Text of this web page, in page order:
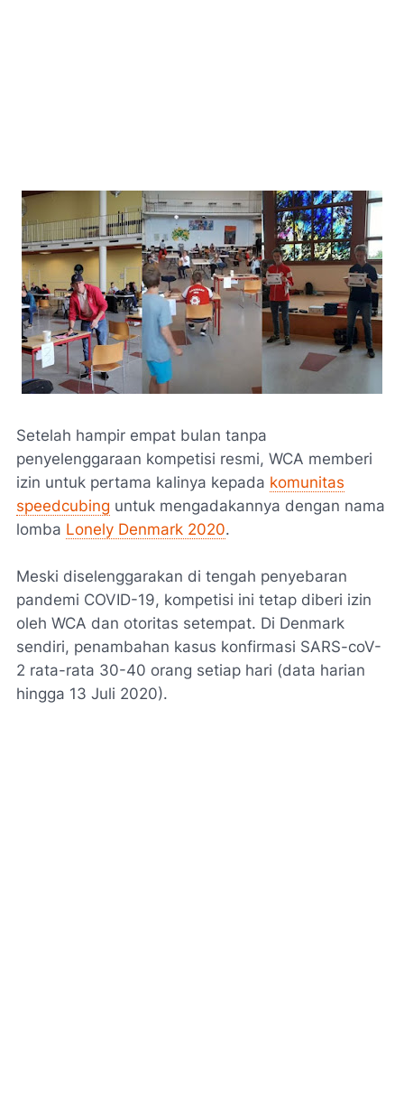
Setelah hampir empat bulan tanpa
penyelenggaraan kompetisi resmi, WCA memberi
izin untuk pertama kalinya kepada komunitas
speedcubing untuk mengadakannya dengan nama
lomba Lonely Denmark 2020.
Meski diselenggarakan di tengah penyebaran
pandemi COVID-19, kompetisi ini tetap diberi izin
oleh WCA dan otoritas setempat. Di Denmark
sendiri, penambahan kasus konfirmasi SARS-coV-
2 rata-rata 30-40 orang setiap hari (data harian
hingga 13 Juli 2020).